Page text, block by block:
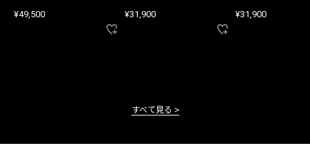
¥49,500 ¥31,900 ¥31,900
すべて見る